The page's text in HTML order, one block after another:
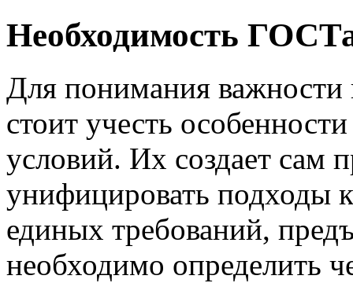
Необходимость
Для понимания важности
стоит учесть
условий. Их создает сам
унифицировать подходы
единых требований,
необходимо определить